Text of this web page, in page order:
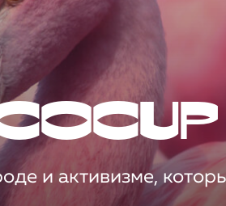
и активизме,